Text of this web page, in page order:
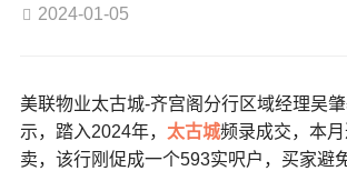
2024-01-05
美联物业太古城-齐宫阁分行区域经理吴
示，踏入2024年， 太古城频录成交，本
卖，该行刚促成一个593实呎户，买家避